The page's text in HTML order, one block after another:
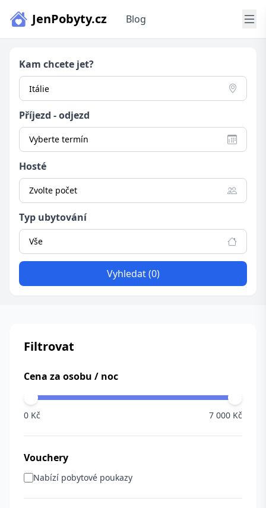
JenPobyty.cz Blog
Kam chcete jet?
Příjezd - odjezd
Vyberte termín
Hosté
Zvolte počet
Typ ubytování
Vše
Vyhledat (0)
Filtrovat
Cena za osobu / noc
0 Kč 7 000 Kč
Vouchery
Nabízí pobytové poukazy